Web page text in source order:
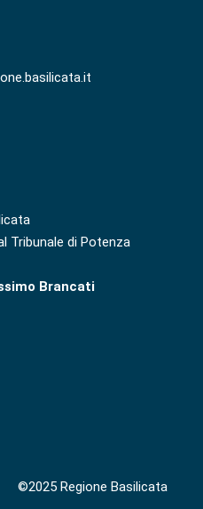
Tribunale di Potenza
Brancati
©2025 Regione Basilicata